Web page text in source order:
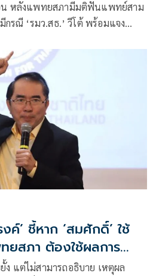
น หลังแพทยสภามีมติฟันแพทย์สาม
รณี ‘รมว.สธ.’ วีโต้ พร้อมแจง
ค์’ ชี้หาก ‘สมศักดิ์’ ใช้
ยสภา ต้องใช้ผลการ
ง แต่ไม่สามารถอธิบาย เหตุผล